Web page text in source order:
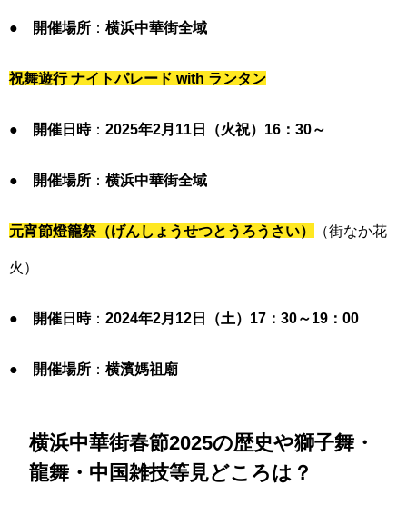
● 開催場所 ： 横浜中華街全域
祝舞遊行 ナイトパレード with ランタン
● 開催日時： 2025年2月11日（火祝）16 ：30～
● 開催場所 ： 横浜中華街全域
元宵節燈籠祭（げんしょうせつとうろうさい） （街なか花
火）
● 開催日時： 2024年2月12日（土）17 ：30～19 ：00
● 開催場所 ： 横濱媽祖廟
横浜中華街春節2025の歴史や獅子舞・
龍舞・中国雑技等見どころは？